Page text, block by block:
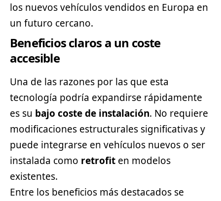
los nuevos vehículos vendidos en Europa en
un futuro cercano.
Beneficios claros a un coste
accesible
Una de las razones por las que esta
tecnología podría expandirse rápidamente
es su bajo coste de instalación. No requiere
modificaciones estructurales significativas y
puede integrarse en vehículos nuevos o ser
instalada como retrofit en modelos
existentes.
Entre los beneficios más destacados se